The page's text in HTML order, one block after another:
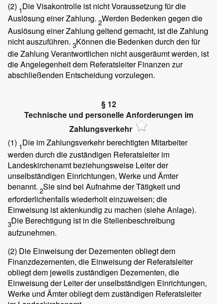
(2) 1Die Visakontrolle ist nicht Voraussetzung für die
Auslösung einer Zahlung. 2Werden Bedenken gegen die
Auslösung einer Zahlung geltend gemacht, ist die Zahlung
nicht auszuführen. 3Können die Bedenken durch den für
die Zahlung Verantwortlichen nicht ausgeräumt werden, ist
die Angelegenheit dem Referatsleiter Finanzen zur
abschließenden Entscheidung vorzulegen.
§ 12
Technische und personelle Anforderungen im
Zahlungsverkehr
(1) 1Die im Zahlungsverkehr berechtigten Mitarbeiter
werden durch die zuständigen Referatsleiter im
Landeskirchenamt beziehungsweise Leiter der
unselbständigen Einrichtungen, Werke und Ämter
benannt. 2Sie sind bei Aufnahme der Tätigkeit und
erforderlichenfalls wiederholt einzuweisen; die
Einweisung ist aktenkundig zu machen (siehe Anlage).
3Die Berechtigung ist in die Stellenbeschreibung
aufzunehmen.
(2) Die Einweisung der Dezernenten obliegt dem
Finanzdezernenten, die Einweisung der Referatsleiter
obliegt dem jeweils zuständigen Dezernenten, die
Einweisung der Leiter der unselbständigen Einrichtungen,
Werke und Ämter obliegt dem zuständigen Referatsleiter